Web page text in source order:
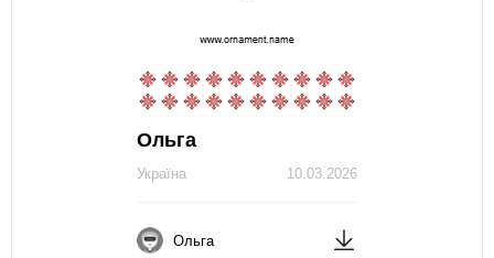
Ольга
10.03.2026
Україна
Ольга